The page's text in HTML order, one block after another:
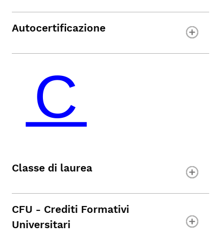
Autocertificazione
Classe di laurea
CFU - Crediti Formativi
Universitari